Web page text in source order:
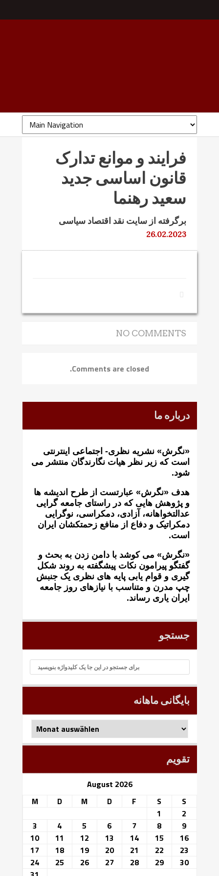
فرایند و موانع تدارک
قانون اساسی جدید
سعید رهنما
برگرفته از سایت نقد اقتصاد سیاسی
26.02.2023
NO COMMENTS
Comments are closed.
درباره ما
«نگرش» نشریه نظری- اجتماعی اینترنتی
است که زير نظر هيات نگارندگان منتشر می
شود.
هدف «نگرش» عبارتست از طرح انديشه ها
و پژوهش هايی که در راستای جامعه گرايی
عدالتخواهانه، آزادی، دمکراسی، نوگرايی
دمکراتيک و دفاع از منافع زحمتکشان ايران
است.
«نگرش» می کوشد با دامن زدن به بحث و
گفتگو پيرامون نکات پیشگفته به روند شکل
گيری و قوام يابی پايه های نظری يک جنبش
چپ مدرن و متناسب با نيازهای روز جامعه
ايران ياری رساند.
جستجو
بایگانی ماهانه
بایگانی
ماهانه
تقویم
August 2026
M
D M D F S
S
1
2
3
4 5 6 7 8
9
10
11 12 13 14 15
16
17
18 19 20 21 22
23
24
25 26 27 28 29
30